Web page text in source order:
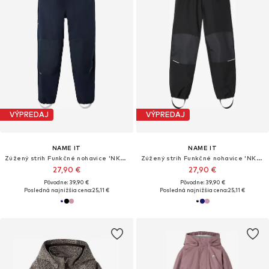
VÝPREDAJ
NAME IT
Zúžený strih Funkčné nohavice 'NKNAlfa'
27,90 €
Pôvodne: 39,90 €
Posledná najnižšia cena:25,11 €
VÝPREDAJ
NAME IT
Zúžený strih Funkčné nohavice 'NKNAlfa'
27,90 €
Pôvodne: 39,90 €
Posledná najnižšia cena:25,11 €